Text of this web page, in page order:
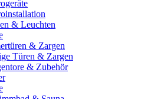
& Leuchten
& Zargen
Türen & Zargen
& Zubehör